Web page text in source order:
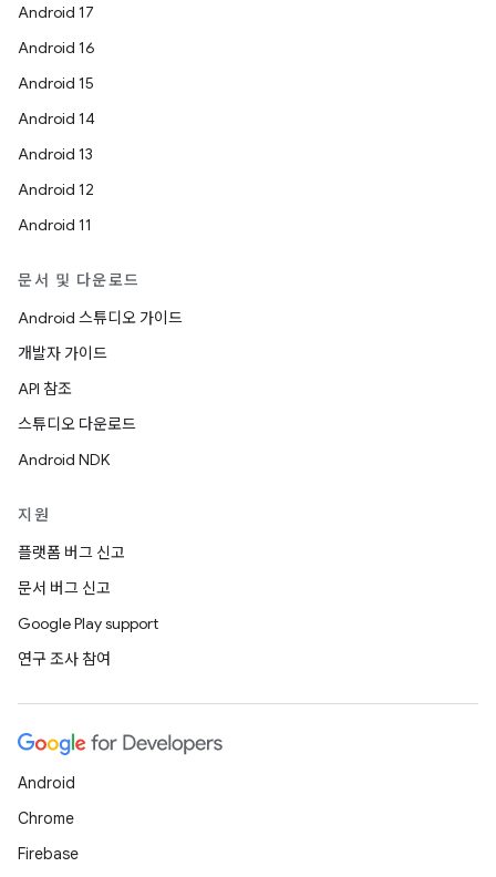
Android 17
Android 16
Android 15
Android 14
Android 13
Android 12
Android 11
문서 및 다운로드
Android 스튜디오 가이드
개발자 가이드
API 참조
스튜디오 다운로드
Android NDK
지원
플랫폼 버그 신고
문서 버그 신고
Google Play support
연구 조사 참여
Android
Chrome
Firebase